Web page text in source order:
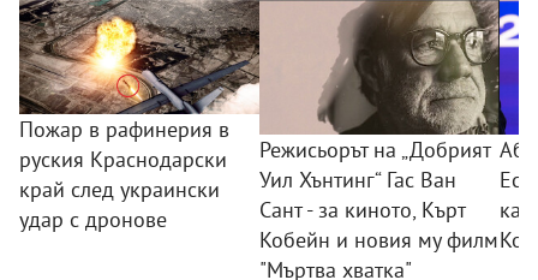
Пожар в рафинерия в
руския Краснодарски
край след украински
удар с дронове
Режисьорът на „Добрият
Уил Хънтинг“ Гас Ван
Сант - за киното, Кърт
Кобейн и новия му филм
"Мъртва хватка"